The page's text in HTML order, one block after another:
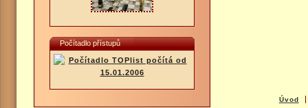
Počítadlo přístupů
Úvod